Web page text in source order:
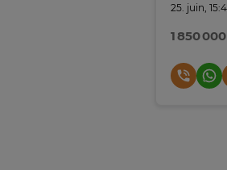
25. juin,
1 850